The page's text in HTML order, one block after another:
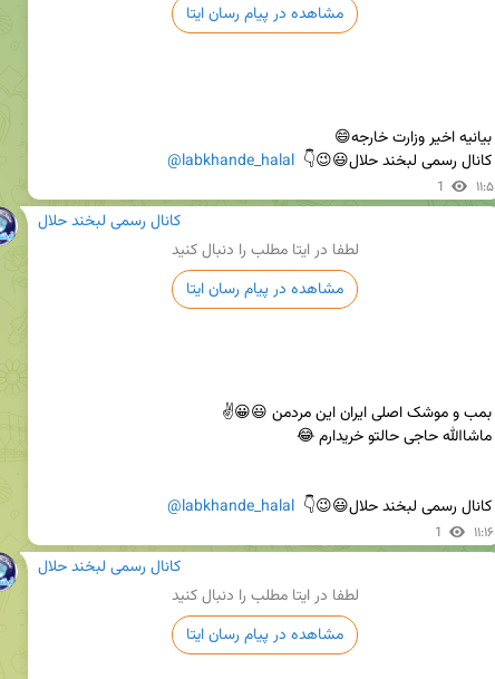
مشاهده در پیام رسان ایتا
کانال رسمی لبخند حلال😃😉👇 @labkhande_halal
1 ۱۱:۵
کانال رسمی لبخند حلال
لطفا در ایتا مطلب را دنبال کنید
مشاهده در پیام رسان ایتا
کانال رسمی لبخند حلال😃😉👇 @labkhande_halal
1 ۱۱:۱۶
کانال رسمی لبخند حلال
لطفا در ایتا مطلب را دنبال کنید
مشاهده در پیام رسان ایتا